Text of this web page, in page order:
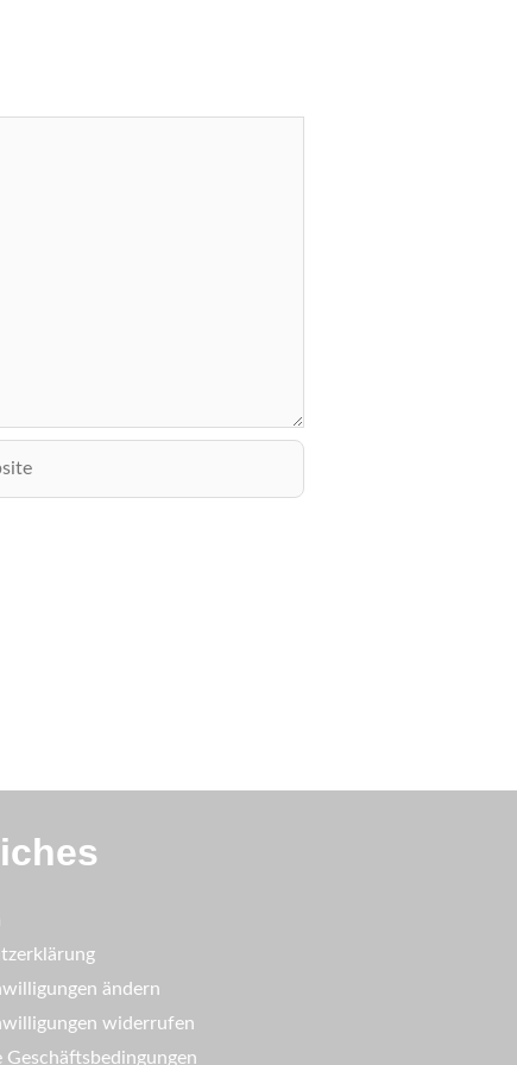
ändern
widerrufen
Geschäftsbedingungen